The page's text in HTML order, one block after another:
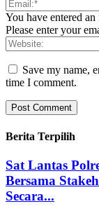
You have entered
Please enter your
Save my name,
time I comment.
Berita Terpilih
Sat Lantas
Bersama
Secara...